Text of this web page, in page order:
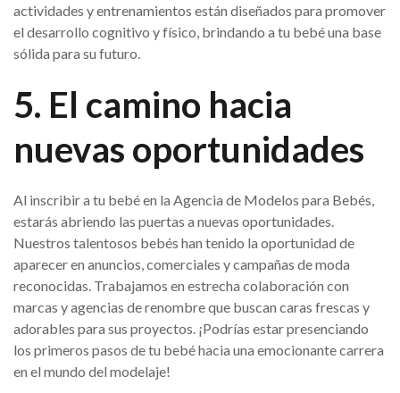
actividades y entrenamientos están diseñados para promover
el desarrollo cognitivo y físico, brindando a tu bebé una base
sólida para su futuro.
5. El camino hacia
nuevas oportunidades
Al inscribir a tu bebé en la Agencia de Modelos para Bebés,
estarás abriendo las puertas a nuevas oportunidades.
Nuestros talentosos bebés han tenido la oportunidad de
aparecer en anuncios, comerciales y campañas de moda
reconocidas. Trabajamos en estrecha colaboración con
marcas y agencias de renombre que buscan caras frescas y
adorables para sus proyectos. ¡Podrías estar presenciando
los primeros pasos de tu bebé hacia una emocionante carrera
en el mundo del modelaje!